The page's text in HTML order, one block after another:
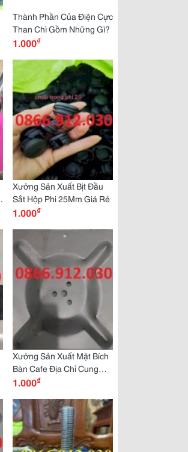
Thành Phần Của Điện Cực
Than Chì Gồm Những Gì?
1.000₫
Xưởng Sản Xuất Bịt Đầu
Sắt Hộp Phi 25Mm Giá Rẻ
1.000₫
Xưởng Sản Xuất Mặt Bích
Bàn Cafe Địa Chỉ Cung
Cấp Uy Tín
1.000₫